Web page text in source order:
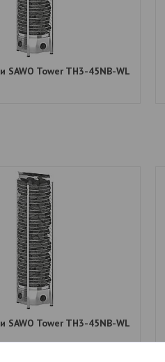
SAWO Tower TH3-45NB-WL
SAWO Tower TH3-45NB-WL